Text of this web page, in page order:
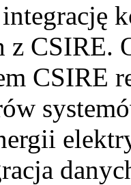
z CSIRE.
CSIRE